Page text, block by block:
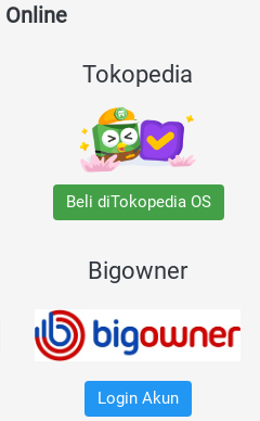
Online
Tokopedia
Beli diTokopedia OS
Bigowner
Login Akun